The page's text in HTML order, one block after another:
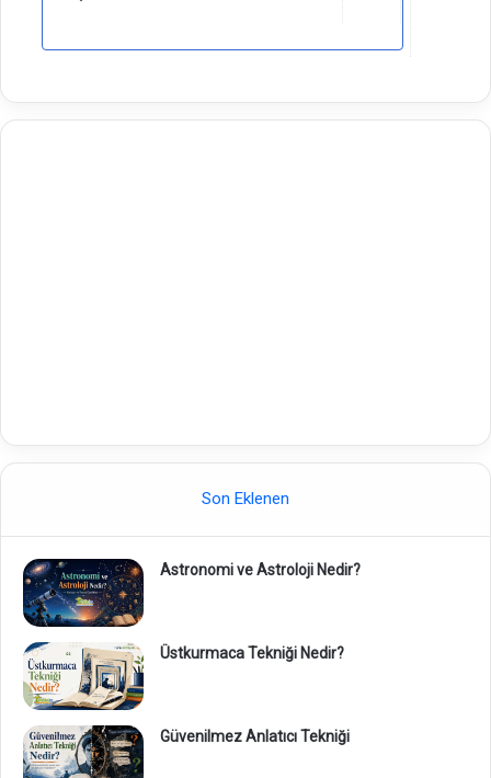
Son Eklenen
Astronomi ve Astroloji Nedir?
Üstkurmaca Tekniği Nedir?
Güvenilmez Anlatıcı Tekniği